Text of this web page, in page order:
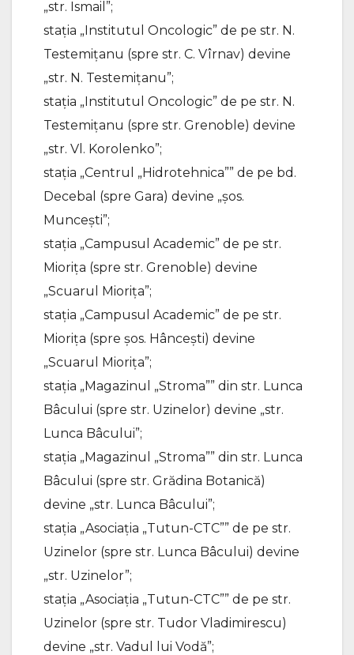
„str. Ismail”;
stația „Institutul Oncologic” de pe str. N.
Testemițanu (spre str. C. Vîrnav) devine
„str. N. Testemițanu”;
stația „Institutul Oncologic” de pe str. N.
Testemițanu (spre str. Grenoble) devine
„str. Vl. Korolenko”;
stația „Centrul „Hidrotehnica”” de pe bd.
Decebal (spre Gara) devine „șos.
Muncești”;
stația „Campusul Academic” de pe str.
Miorița (spre str. Grenoble) devine
„Scuarul Miorița”;
stația „Campusul Academic” de pe str.
Miorița (spre șos. Hâncești) devine
„Scuarul Miorița”;
stația „Magazinul „Stroma”” din str. Lunca
Bâcului (spre str. Uzinelor) devine „str.
Lunca Bâcului”;
stația „Magazinul „Stroma”” din str. Lunca
Bâcului (spre str. Grădina Botanică)
devine „str. Lunca Bâcului”;
stația „Asociația „Tutun-CTC”” de pe str.
Uzinelor (spre str. Lunca Bâcului) devine
„str. Uzinelor”;
stația „Asociația „Tutun-CTC”” de pe str.
Uzinelor (spre str. Tudor Vladimirescu)
devine „str. Vadul lui Vodă”;